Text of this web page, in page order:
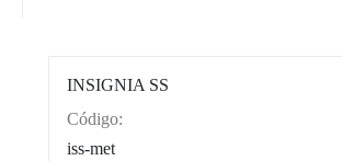
INSIGNIA SS
Código:
iss-met